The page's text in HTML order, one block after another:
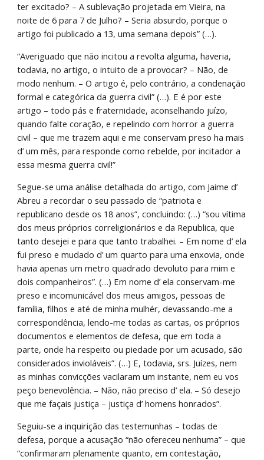
ter excitado? – A sublevação projetada em Vieira, na
noite de 6 para 7 de Julho? – Seria absurdo, porque o
artigo foi publicado a 13, uma semana depois” (…).
“Averiguado que não incitou a revolta alguma, haveria,
todavia, no artigo, o intuito de a provocar? – Não, de
modo nenhum. – O artigo é, pelo contrário, a condenação
formal e categórica da guerra civil” (…). E é por este
artigo – todo pás e fraternidade, aconselhando juízo,
quando falte coração, e repelindo com horror a guerra
civil – que me trazem aqui e me conservam preso ha mais
d’ um mês, para responde como rebelde, por incitador a
essa mesma guerra civil!”
Segue-se uma análise detalhada do artigo, com Jaime d’
Abreu a recordar o seu passado de “patriota e
republicano desde os 18 anos”, concluindo: (…) “sou vítima
dos meus próprios correligionários e da Republica, que
tanto desejei e para que tanto trabalhei. – Em nome d’ ela
fui preso e mudado d’ um quarto para uma enxovia, onde
havia apenas um metro quadrado devoluto para mim e
dois companheiros”. (…) Em nome d’ ela conservam-me
preso e incomunicável dos meus amigos, pessoas de
família, filhos e até de minha mulhér, devassando-me a
correspondência, lendo-me todas as cartas, os próprios
documentos e elementos de defesa, que em toda a
parte, onde ha respeito ou piedade por um acusado, são
considerados invioláveis”. (…) E, todavia, srs. Juízes, nem
as minhas convicções vacilaram um instante, nem eu vos
peço benevolência. – Não, não preciso d’ ela. – Só desejo
que me façais justiça – justiça d’ homens honrados”.
Seguiu-se a inquirição das testemunhas – todas de
defesa, porque a acusação “não ofereceu nenhuma” – que
“confirmaram plenamente quanto, em contestação,